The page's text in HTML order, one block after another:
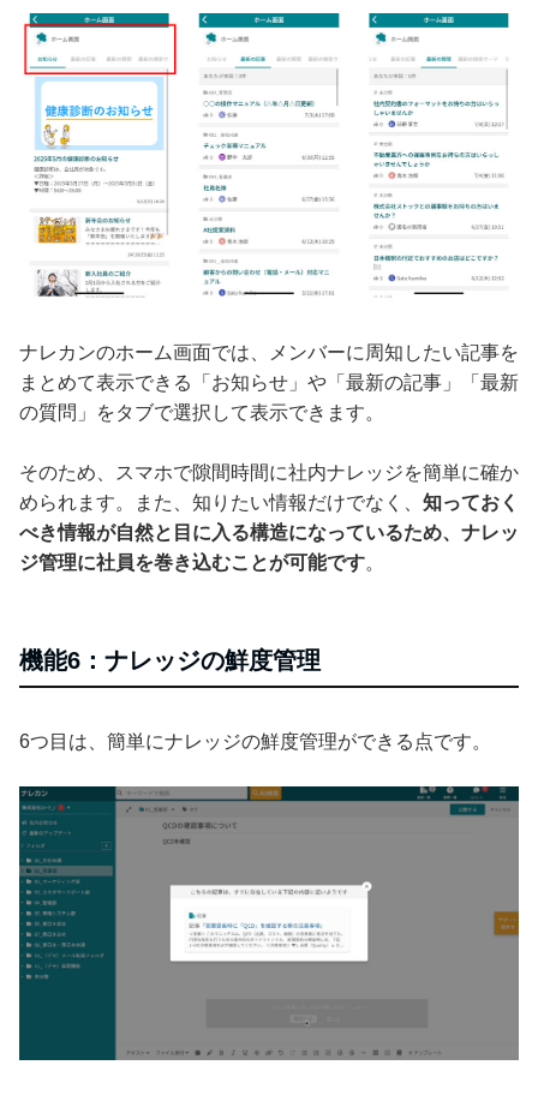
ナレカンのホーム画面では、メンバーに周知したい記事を
まとめて表示できる「お知らせ」や「最新の記事」「最新
の質問」をタブで選択して表示できます。
そのため、スマホで隙間時間に社内ナレッジを簡単に確か
められます。また、知りたい情報だけでなく、 知っておく
べき情報が自然と目に入る構造になっているため、ナレッ
ジ管理に社員を巻き込むことが可能です。
機能6：ナレッジの鮮度管理
6つ目は、簡単にナレッジの鮮度管理ができる点です。